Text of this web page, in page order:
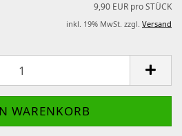
9,90 EUR pro STÜCK
inkl. 19% MwSt. zzgl. Versand